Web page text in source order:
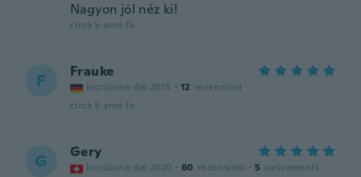
Nagyon jól néz ki!
circa 5 anni fa
F Frauke
Iscrizione dal 2015 · 12 recensioni
circa 5 anni fa
G Gery
Iscrizione dal 2020 · 60 recensioni · 5 caricamenti